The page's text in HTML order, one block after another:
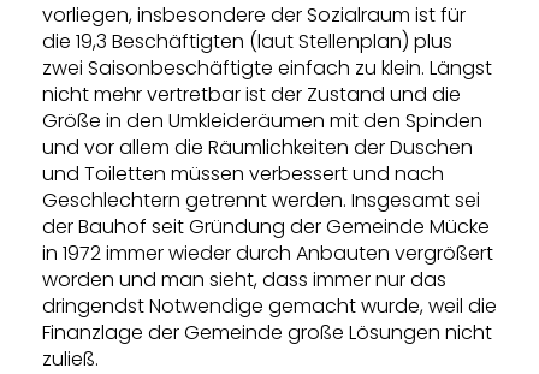
vorliegen, insbesondere der Sozialraum ist für
die 19,3 Beschäftigten (laut Stellenplan) plus
zwei Saisonbeschäftigte einfach zu klein. Längst
nicht mehr vertretbar ist der Zustand und die
Größe in den Umkleideräumen mit den Spinden
und vor allem die Räumlichkeiten der Duschen
und Toiletten müssen verbessert und nach
Geschlechtern getrennt werden. Insgesamt sei
der Bauhof seit Gründung der Gemeinde Mücke
in 1972 immer wieder durch Anbauten vergrößert
worden und man sieht, dass immer nur das
dringendst Notwendige gemacht wurde, weil die
Finanzlage der Gemeinde große Lösungen nicht
zuließ.